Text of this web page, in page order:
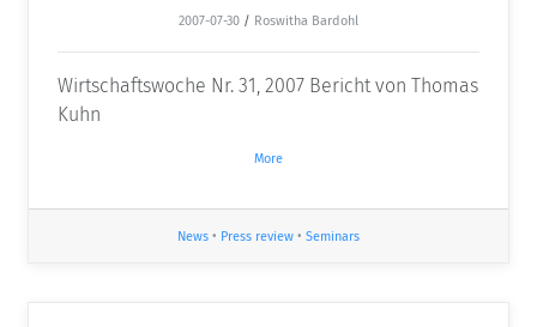
2007-07-30 / Roswitha Bardohl
Wirtschaftswoche Nr. 31, 2007 Bericht von Thomas
Kuhn
More
News • Press review • Seminars